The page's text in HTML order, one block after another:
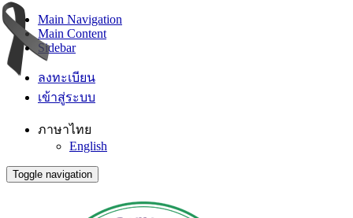
Main Navigation
Main Content
Sidebar
ลงทะเบียน
เข้าสู่ระบบ
ภาษาไทย
English
Toggle navigation